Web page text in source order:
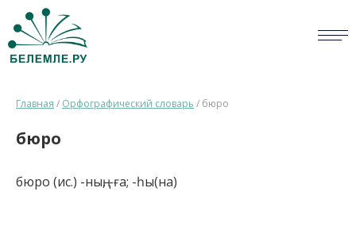
ОПРОС
СПРАВКА
Главная / Орфографический словарь / бюро
бюро
бюро (ис.) -ның, -ға; -һы(на)